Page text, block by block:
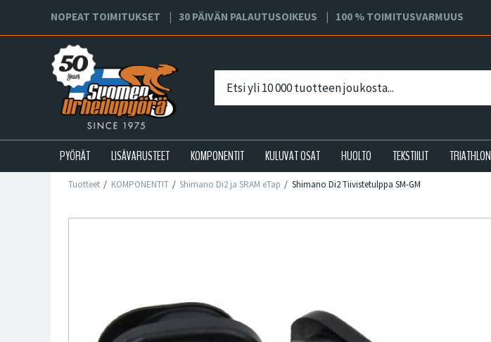
NOPEAT TOIMITUKSET 30 PÄIVÄN PALAUTUSOIKEUS 100 % TOIMITUSVARMUUS
PYÖRÄT LISÄVARUSTEET KOMPONENTIT KULUVAT OSAT HUOLTO TEKSTIILIT TRIATHLON
Tuotteet KOMPONENTIT Shimano Di2 ja SRAM eTap Shimano Di2 Tiivistetulppa SM-GM